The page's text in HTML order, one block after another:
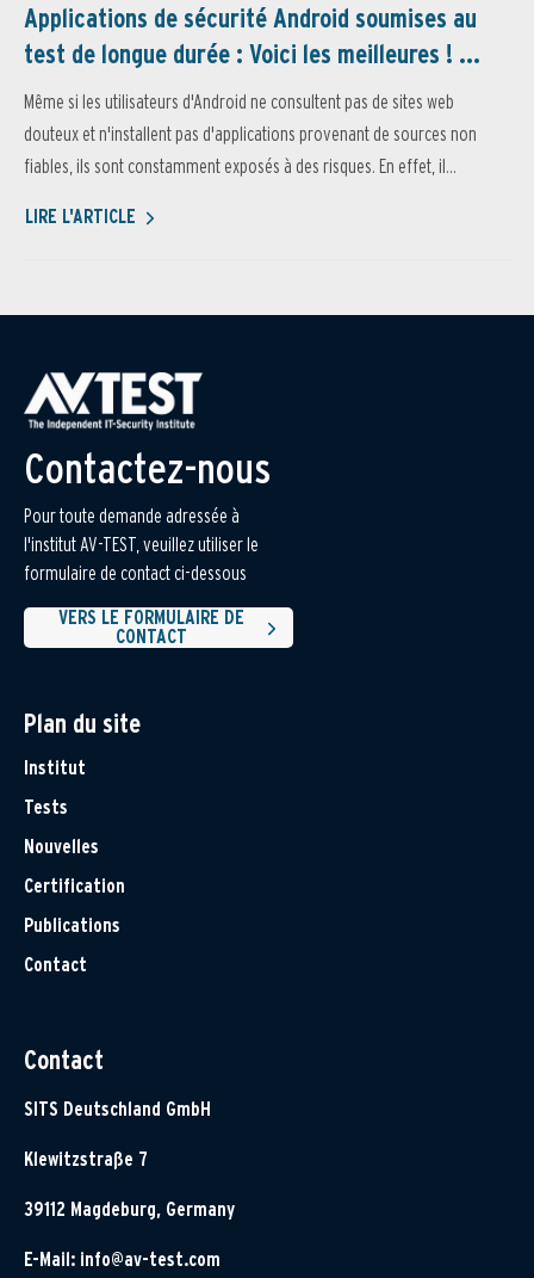
Applications de sécurité Android soumises au
test de longue durée : Voici les meilleures ! ...
Même si les utilisateurs d'Android ne consultent pas de sites web
douteux et n'installent pas d'applications provenant de sources non
fiables, ils sont constamment exposés à des risques. En effet, il...
LIRE L'ARTICLE
Contactez-nous
Pour toute demande adressée à
l'institut AV-TEST, veuillez utiliser le
formulaire de contact ci-dessous
VERS LE FORMULAIRE DE
CONTACT
Plan du site
Institut
Tests
Nouvelles
Certification
Publications
Contact
Contact
SITS Deutschland GmbH
Klewitzstraße 7
39112 Magdeburg, Germany
E-Mail: info@av-test.com